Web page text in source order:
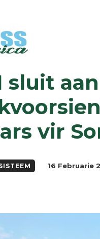
sluit aan by Sony-geleide
sluit
vir
16 Februarie